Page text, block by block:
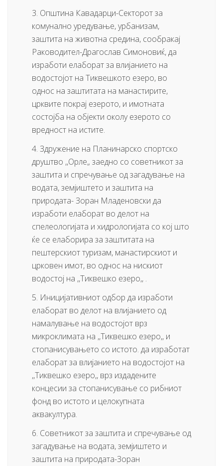
3. Општина Кавадарци-Секторот за
комунално уредување, урбанизам,
заштита на животна средина, сообракај
Раководител-Драгослав Симоновиќ, да
изработи елаборат за влијанието на
водостојот на Тиквешкото езеро, во
однос на заштитата на манастирите,
црквите покрај езерото, и имотната
состојба на објекти околу езерото со
вредност на истите.
4. Здружение на Планинарско спортско
друштво ,,Орле„ заедно со советникот за
заштита и спречување од загадување на
водата, земјиштето и заштита на
природата- Зоран Младеновски да
изработи елаборат во делот на
спелеологијата и хидрологијата со кој што
ќе се елаборира за заштитата на
пештерскиот туризам, манастирскиот и
црковен имот, во однос на нискиот
водостој на ,,Тиквешко езеро,, .
5. Иницијативниот одбор да изработи
елаборат во делот на влијанието од
намалување на водостојот врз
микроклимата на ,,Тиквешко езеро,, и
стопанисувањето со истото. да изработат
елаборат за влијанието на водостојот на
,,Тиквешко езеро,, врз издадените
концесии за стопанисување со рибниот
фонд во истото и целокупната
аквакултура.
6. Советникот за заштита и спречување од
загадување на водата, земјиштето и
заштита на природата-Зоран